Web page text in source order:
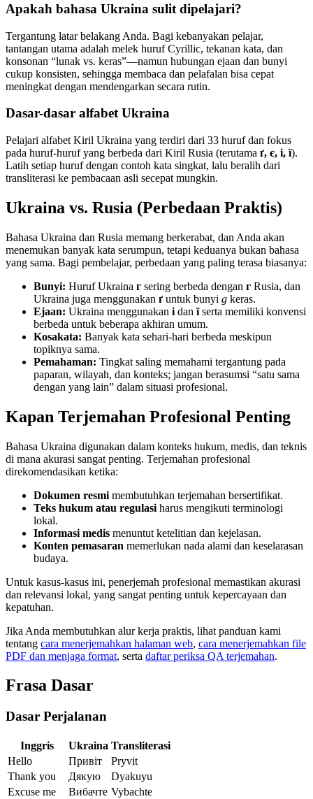
Apakah bahasa Ukraina sulit dipelajari?
Tergantung latar belakang Anda. Bagi kebanyakan pelajar,
tantangan utama adalah melek huruf Cyrillic, tekanan kata, dan
konsonan “lunak vs. keras”—namun hubungan ejaan dan bunyi
cukup konsisten, sehingga membaca dan pelafalan bisa cepat
meningkat dengan mendengarkan secara rutin.
Dasar-dasar alfabet Ukraina
Pelajari alfabet Kiril Ukraina yang terdiri dari 33 huruf dan fokus
pada huruf-huruf yang berbeda dari Kiril Rusia (terutama ґ, є, і, ї).
Latih setiap huruf dengan contoh kata singkat, lalu beralih dari
transliterasi ke pembacaan asli secepat mungkin.
Ukraina vs. Rusia (Perbedaan Praktis)
Bahasa Ukraina dan Rusia memang berkerabat, dan Anda akan
menemukan banyak kata serumpun, tetapi keduanya bukan bahasa
yang sama. Bagi pembelajar, perbedaan yang paling terasa biasanya:
Bunyi: Huruf Ukraina г sering berbeda dengan г Rusia, dan
Ukraina juga menggunakan ґ untuk bunyi g keras.
Ejaan: Ukraina menggunakan і dan їserta memiliki konvensi
berbeda untuk beberapa akhiran umum.
Kosakata: Banyak kata sehari-hari berbeda meskipun
topiknya sama.
Pemahaman: Tingkat saling memahami tergantung pada
paparan, wilayah, dan konteks; jangan berasumsi “satu sama
dengan yang lain” dalam situasi profesional.
Kapan Terjemahan Profesional Penting
Bahasa Ukraina digunakan dalam konteks hukum, medis, dan teknis
di mana akurasi sangat penting. Terjemahan profesional
direkomendasikan ketika:
Dokumen resmi membutuhkan terjemahan bersertifikat.
Teks hukum atau regulasi harus mengikuti terminologi
lokal.
Informasi medis menuntut ketelitian dan kejelasan.
Konten pemasaran memerlukan nada alami dan keselarasan
budaya.
Untuk kasus-kasus ini, penerjemah profesional memastikan akurasi
dan relevansi lokal, yang sangat penting untuk kepercayaan dan
kepatuhan.
Jika Anda membutuhkan alur kerja praktis, lihat panduan kami
tentang cara menerjemahkan halaman web, cara menerjemahkan file
PDF dan menjaga format, serta daftar periksa QA terjemahan.
Frasa Dasar
Dasar Perjalanan
Inggris Ukraina Transliterasi
Hello
Привіт
Pryvit
Thank you
Дякую
Dyakuyu
Excuse me
Вибачте Vybachte